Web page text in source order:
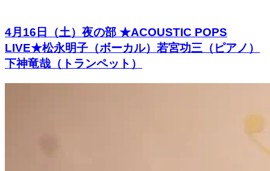
4月16日（土）夜の部 ★ACOUSTIC POPS
LIVE★松永明子（ボーカル）若宮功三（ピアノ）
下神竜哉（トランペット）